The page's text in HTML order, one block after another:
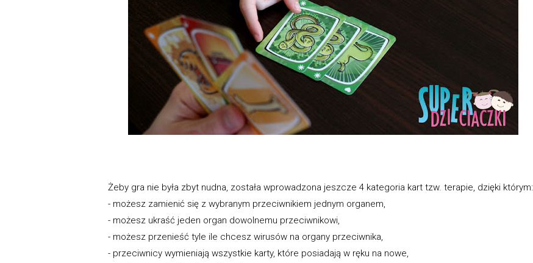
Żeby gra nie była zbyt nudna, została wprowadzona jeszcze 4 kategoria kart tzw. terapie, dzięki którym:
- możesz zamienić się z wybranym przeciwnikiem jednym organem,
- możesz ukraść jeden organ dowolnemu przeciwnikowi,
- możesz przenieść tyle ile chcesz wirusów na organy przeciwnika,
- przeciwnicy wymieniają wszystkie karty, które posiadają w ręku na nowe,